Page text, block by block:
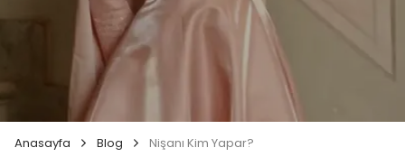
Anasayfa Blog Nişanı Kim Yapar?